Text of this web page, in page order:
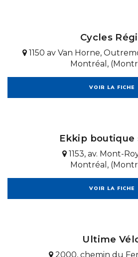
Cycles
1150 av Van Horne,
Montréal,
VOIR LA FICHE
Ekkip boutique
1153, av. Mont-
Montréal,
VOIR LA FICHE
Ultime
2000, chemin du Fer